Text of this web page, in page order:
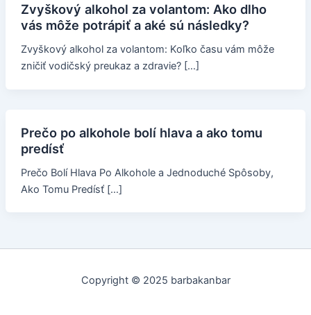
Zvyškový alkohol za volantom: Ako dlho
vás môže potrápiť a aké sú následky?
Zvyškový alkohol za volantom: Koľko času vám môže
zničiť vodičský preukaz a zdravie? […]
Prečo po alkohole bolí hlava a ako tomu
predísť
Prečo Bolí Hlava Po Alkohole a Jednoduché Spôsoby,
Ako Tomu Predísť […]
Copyright © 2025 barbakanbar